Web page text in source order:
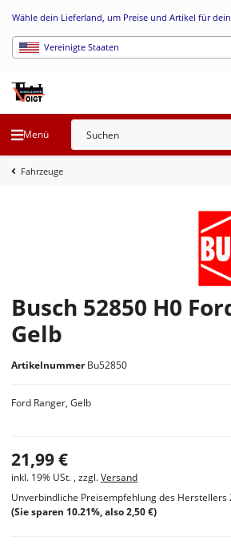
Wähle dein Lieferland, um Preise und Artikel für
Vereinigte Staaten
Menü
Fahrzeuge
Busch 52850 H0
Gelb
Artikelnummer Bu52850
Ford Ranger, Gelb
21,99 €
inkl. 19% USt. , zzgl.Versand
Unverbindliche Preisempfehlung des Herstellers
(Sie sparen 10.21%, also2,50 €)